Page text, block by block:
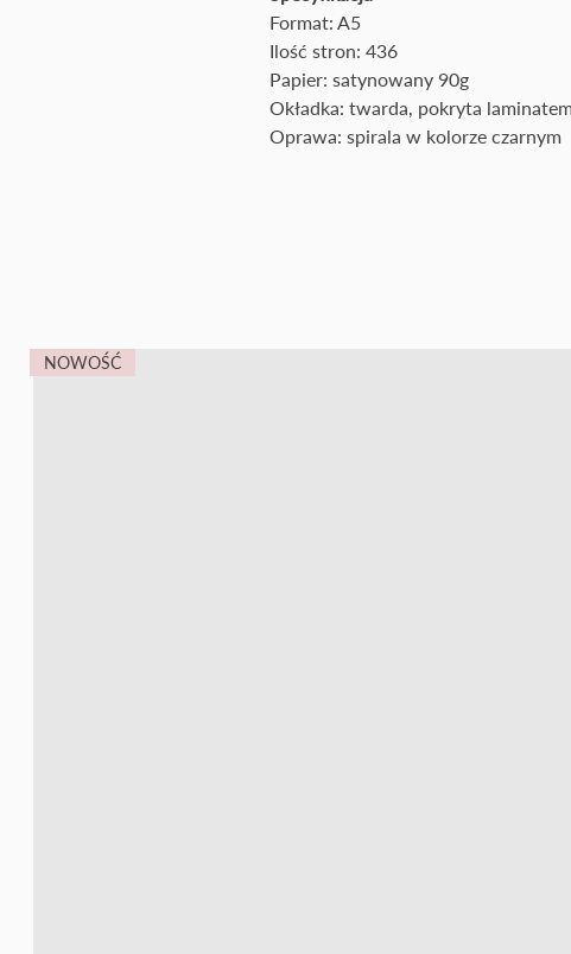
Format: A5
Ilość stron: 436
Papier: satynowany 90g
Okładka: twarda, pokryta
Oprawa: spirala w kolorze czarnym
NOWOŚĆ